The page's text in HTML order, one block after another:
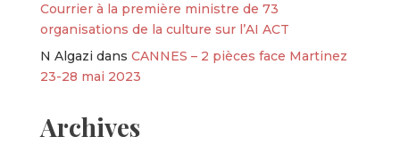
Courrier à la première ministre de 73
organisations de la culture sur l’AI ACT
N Algazi dans CANNES – 2 pièces face Martinez
23-28 mai 2023
Archives